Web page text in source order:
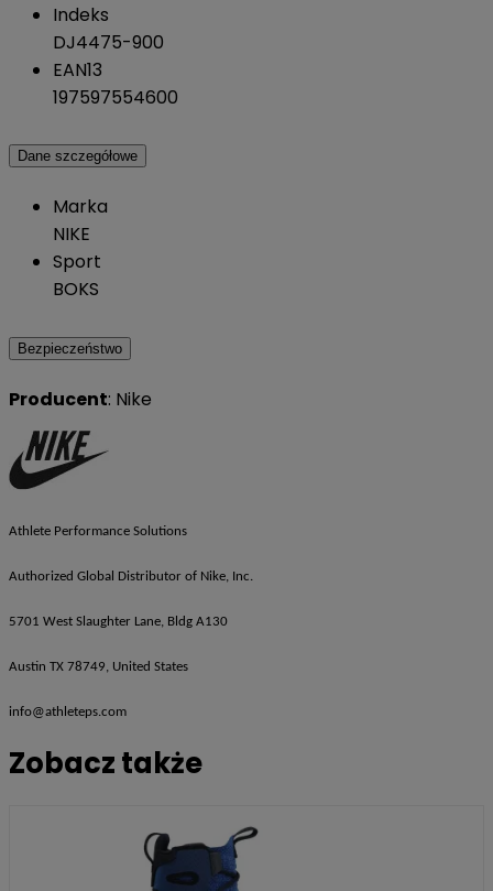
Indeks
DJ4475-900
EAN13
197597554600
Dane szczegółowe
Marka
NIKE
Sport
BOKS
Bezpieczeństwo
Producent: Nike
Athlete Performance Solutions
Authorized Global Distributor of Nike, Inc.
5701 West Slaughter Lane, Bldg A130
Austin TX 78749, United States
info@athleteps.com
Zobacz także